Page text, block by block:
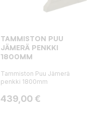
TAMMISTON PUU
JÄMERÄ PENKKI
1800MM
Tammiston Puu Jämerä
penkki 1800mm
Hinta
439,00 €